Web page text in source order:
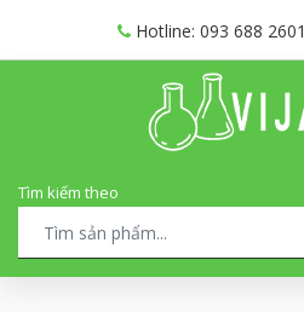
Hotline: 093 688 2601
Tìm kiếm theo